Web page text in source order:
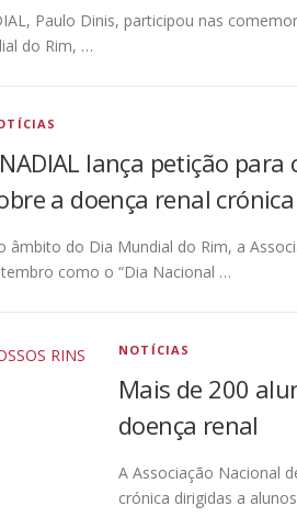
Paulo Dinis, participou nas
do Rim, …
lança petição
a doença renal crónica
âmbito do Dia Mundial do Rim, a
como o “Dia Nacional …
NOTÍCIAS
Mais de 200
doença renal
A Associação Nacional
crónica dirigidas a